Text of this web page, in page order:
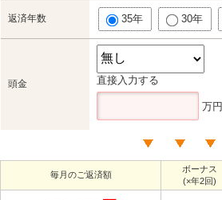
返済年数 35年 30年
頭金 直接入力する
万円
毎月のご返済額
ボーナス
(×年2回)